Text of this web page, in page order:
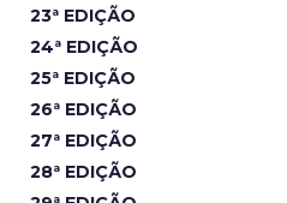
23ª EDIÇÃO
24ª EDIÇÃO
25ª EDIÇÃO
26ª EDIÇÃO
27ª EDIÇÃO
28ª EDIÇÃO